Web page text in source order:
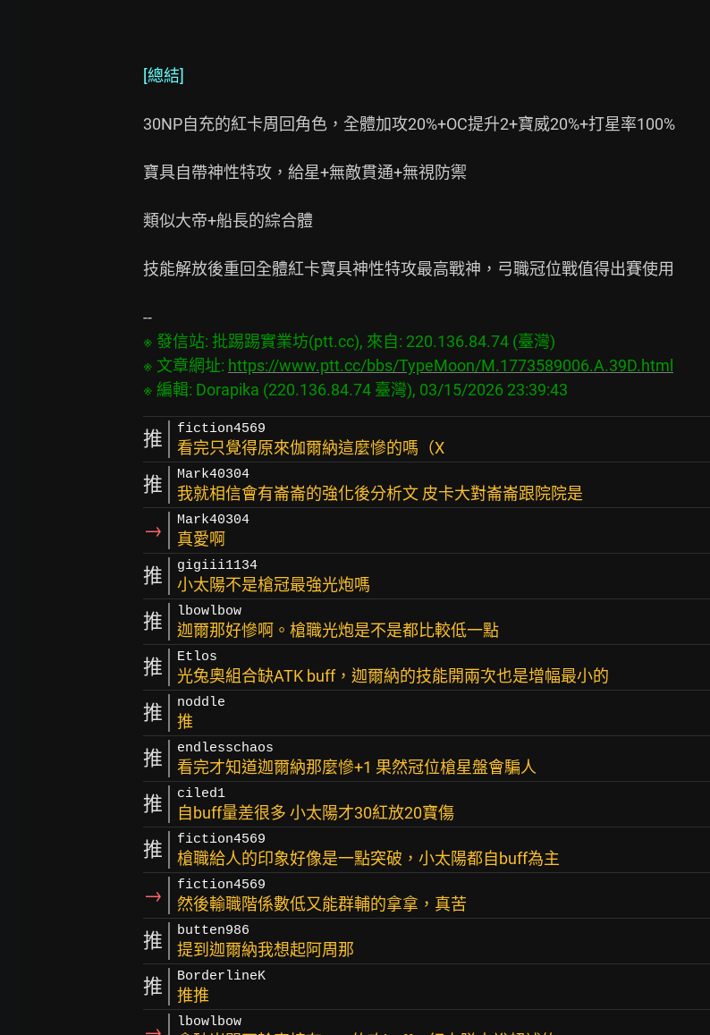
[總結]
30NP自充的紅卡周回角色，全體加攻20%+OC提升2+寶威20%+打星率100%
寶具自帶神性特攻，給星+無敵貫通+無視防禦
類似大帝+船長的綜合體
技能解放後重回全體紅卡寶具神性特攻最高戰神，弓職冠位戰值得出賽使用
※ 發信站: 批踢踢實業坊(ptt.cc), 來自: 220.136.84.74 (臺灣)
※ 文章網址: https://www.ptt.cc/bbs/TypeMoon/M.1773589006.A.39D.html
推 fiction4569
看完只覺得原來伽爾納這麼慘的嗎（X
推 Mark40304
我就相信會有崙崙的強化後分析文 皮卡大對崙崙跟院院是
→ Mark40304
真愛啊
推 gigiii1134
小太陽不是槍冠最強光炮嗎
推 lbowlbow
迦爾那好慘啊。槍職光炮是不是都比較低一點
推 Etlos
光兔奧組合缺ATK buff，迦爾納的技能開兩次也是增幅最小的
推 noddle
推
推 endlesschaos
看完才知道迦爾納那麼慘+1 果然冠位槍星盤會騙人
推 ciled1
自buff量差很多 小太陽才30紅放20寶傷
推 fiction4569
槍職給人的印象好像是一點突破，小太陽都自buff為主
→ fiction4569
然後輸職階係數低又能群輔的拿拿，真苦
推 butten986
提到迦爾納我想起阿周那
推 BorderlineK
推推
lbowlbow